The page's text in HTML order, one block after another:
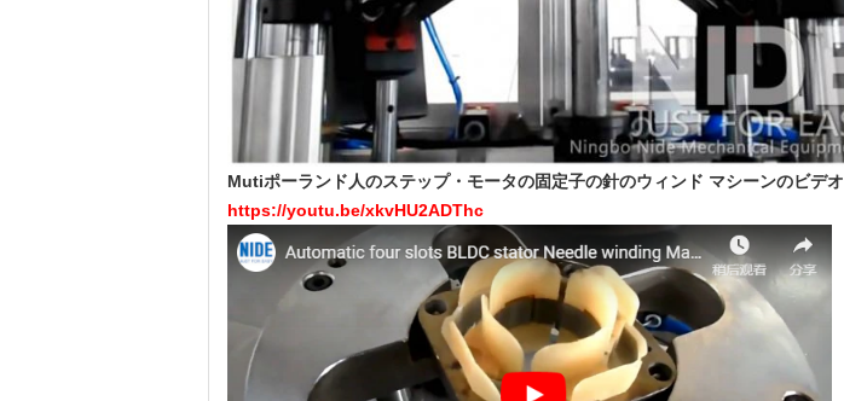
Mutiポーランド人のステップ・モータの固定子の針のウィンド マシーンのビデオ
https://youtu.be/xkvHU2ADThc